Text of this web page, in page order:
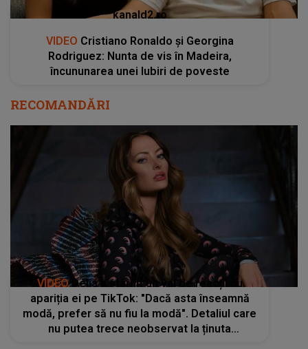
kanald2.ro
VIDEO Cristiano Ronaldo și Georgina
Rodriguez: Nunta de vis în Madeira,
încununarea unei Iubiri de poveste
RECOMANDĂRI
VIDEODelia a stârnit un val de reacții cu
apariția ei pe TikTok: "Dacă asta înseamnă
modă, prefer să nu fiu la modă". Detaliul care
nu putea trece neobservat la ținuta